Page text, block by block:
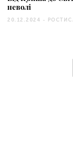
неволі
20.12.2024 -